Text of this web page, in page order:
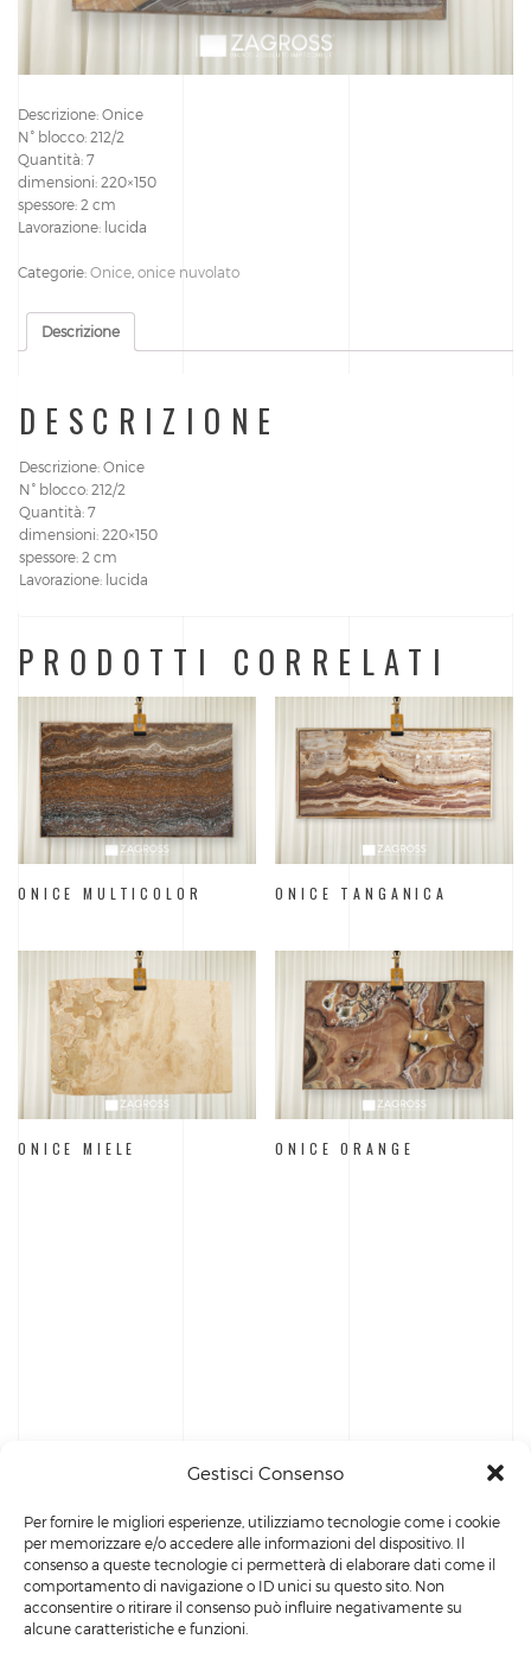
Gestisci Consenso
Per fornire le migliori esperienze, utilizziamo tecnologie come i cookie
per memorizzare e/o accedere alle informazioni del dispositivo. Il
consenso a queste tecnologie ci permetterà di elaborare dati come il
comportamento di navigazione o ID unici su questo sito. Non
acconsentire o ritirare il consenso può influire negativamente su
alcune caratteristiche e funzioni.
Descrizione: Onice
N° blocco: 212/2
Quantità: 7
dimensioni: 220×150
spessore: 2 cm
Lavorazione: lucida
Categorie: Onice onice nuvolato
Descrizione
DESCRIZIONE
Descrizione: Onice
N° blocco: 212/2
Quantità: 7
dimensioni: 220×150
spessore: 2 cm
Lavorazione: lucida
PRODOTTI CORRELATI
ONICE MULTICOLOR ONICE TANGANICA
ONICE MIELE ONICE ORANGE